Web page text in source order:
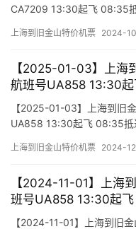
CA7209 13:30起飞 08:35
(Flight) (class) (Departure
上海到旧金山特价机票 2024-
【2025-01-03】上海
航班号UA858 13:30起
【2025-01-03】上海到旧
UA858 13:30起飞 08:35抵
(Terminal) (Departure/
上海到旧金山特价机票 2024-
【2024-11-01】上海
班号UA858 13:30起飞
【2024-11-01】上海到旧